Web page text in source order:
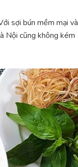
sợi bún mềm mại và
Nội cũng không kém